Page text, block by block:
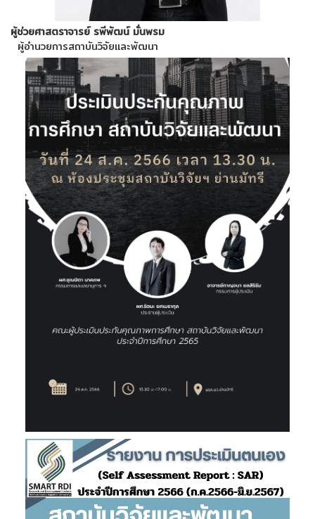
ผู้ช่วยศาสตราจารย์ รพีพัฒน์ มั่นพรม
ผู้อำนวยการสถาบันวิจัยและพัฒนา